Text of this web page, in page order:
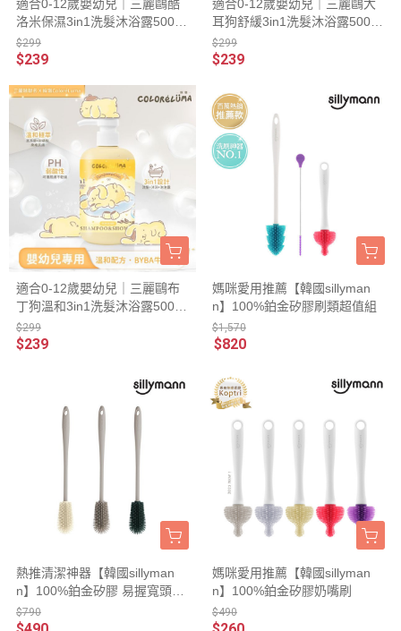
適合0-12歲嬰幼兒｜三麗鷗酷
洛米保濕3in1洗髮沐浴露500ml
-鼠尾草舒眠香
$299
$239
適合0-12歲嬰幼兒｜三麗鷗大
耳狗舒緩3in1洗髮沐浴露500ml
-溫暖白麝香
$299
$239
適合0-12歲嬰幼兒｜三麗鷗布
丁狗溫和3in1洗髮沐浴露500ml
-BABY牛奶香
$299
$239
媽咪愛用推薦【韓國sillyman
n】100%鉑金矽膠刷類超值組
$1,570
$820
熱推清潔神器【韓國sillyman
n】100%鉑金矽膠 易握寬頭水
瓶/杯器/奶瓶刷
$790
媽咪愛用推薦【韓國sillyman
n】100%鉑金矽膠奶嘴刷
$490